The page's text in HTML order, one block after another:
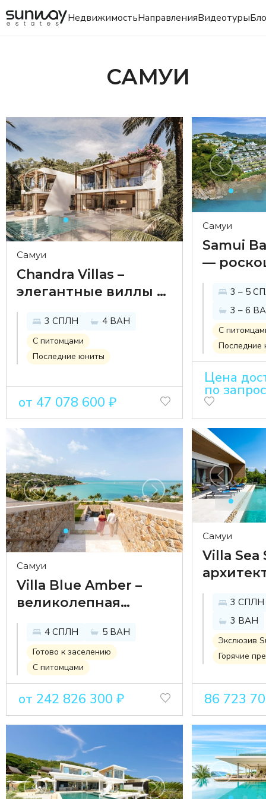
НедвижимостьНаправленияВидеотуры
САМУИ
Самуи
Chandra Villas –
элегантные виллы в
Средиземноморском
стиле с видом на
море и горы
3 СПЛН 4 ВАН
С питомцами
Последние юниты
от 47 078 600 ₽
Самуи
Samui
—
виллы
берегу
3 – 5
3 – 6
С
Последние
Цена
по
Самуи
Villa Blue Amber –
великолепная
резиденция на
берегу моря в
комплексе Bayside
Luxury Villas
4 СПЛН 5 ВАН
Готово к заселению
С питомцами
от 242 826 300 ₽
Самуи
Villa Sea
шедевр
районе
Ной
3 СПЛН
3 ВАН
Экслюзив
Горячие
86 723